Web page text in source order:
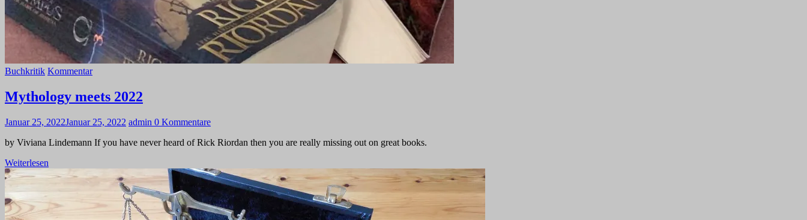
Buchkritik Kommentar
Mythology meets 2022
Januar 25, 2022Januar 25, 2022 admin 0 Kommentare
by Viviana Lindemann If you have never heard of Rick Riordan then you are really missing out on great books.
Weiterlesen